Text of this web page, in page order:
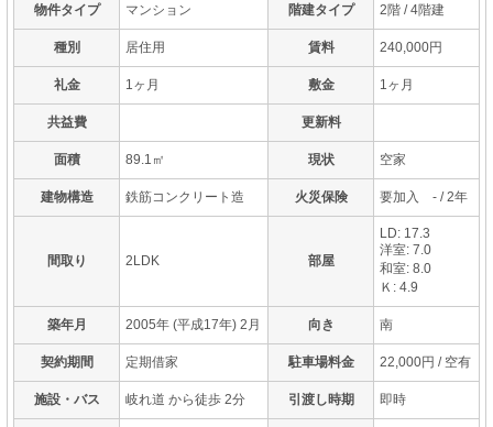
物件タイプ マンション 階建タイプ 2階 / 4階建
種別 居住用 賃料 240,000円
礼金 1ヶ月 敷金 1ヶ月
共益費 更新料
面積 89.1㎡ 現状 空家
建物構造 鉄筋コンクリート造 火災保険 要加入 - / 2年
間取り 2LDK 部屋
LD: 17.3
洋室: 7.0
和室: 8.0
Ｋ: 4.9
築年月 2005年 (平成17年) 2月 向き 南
契約期間 定期借家 駐車場料金 22,000円 / 空有
施設・バス 岐れ道 から徒歩 2分 引渡し時期 即時